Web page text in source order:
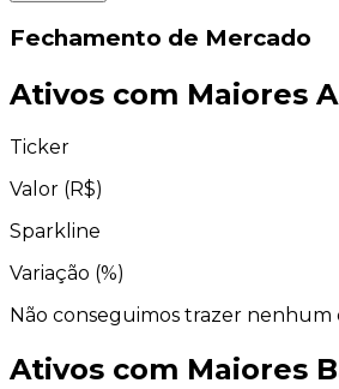
Fechamento de Mercado
Ativos com Maiores
Ticker
Valor (R$)
Sparkline
Variação (%)
Não conseguimos trazer nenhum
Ativos com Maiores